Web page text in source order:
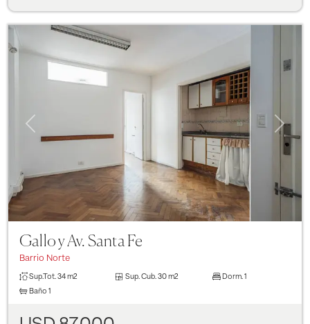
Previous
Gallo y Av. Santa Fe
Barrio Norte
Sup.Tot.34 m2 Sup. Cub. 30 m2 Dorm. 1
Baño 1